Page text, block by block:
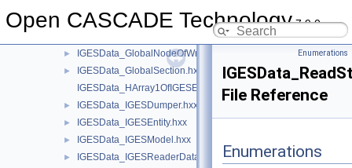
Open CASCADE Technology7.9.0
► IGESData_GeneralModule.hxx
IGESData_GlobalNodeOfSpecificLib.hxx
► IGESData_GlobalNodeOfWriterLib.hxx
►
IGESData_GlobalSection.hxx
IGESData_HArray1OfIGESEntity.hxx
► IGESData_IGESDumper.hxx
► IGESData_IGESEntity.hxx
► IGESData_IGESModel.hxx
► IGESData_IGESReaderData.hxx
Enumerations
File Reference
Enumerations